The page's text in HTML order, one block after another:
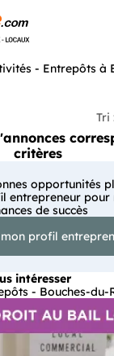
- Entrepôts à
Tri
critères
opportunités
entrepreneur pour
de succès
profil
intéresser
- Bouches-du-